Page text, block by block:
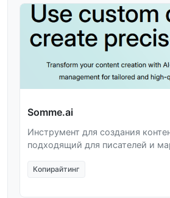
Somme.ai
Инструмент для создания
подходящий для писателей и
Копирайтинг